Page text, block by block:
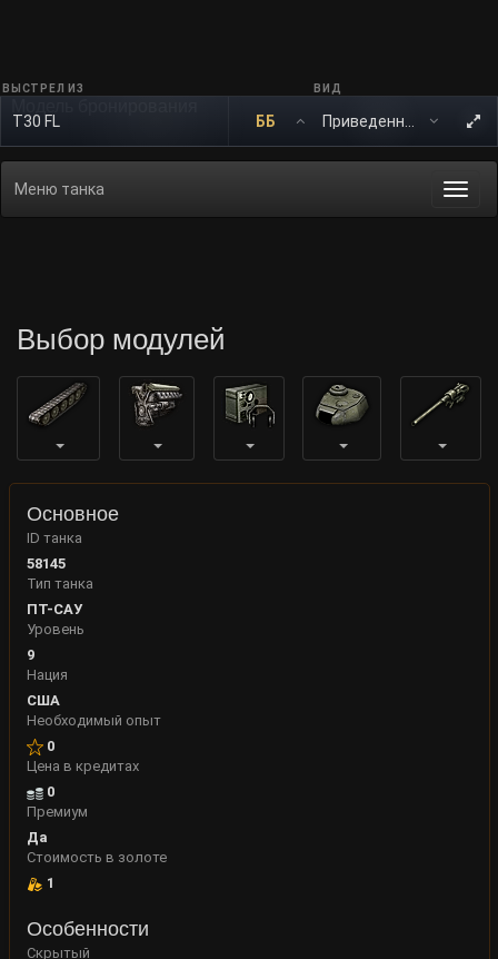
ВЫСТРЕЛ ИЗ
T30 FL ББ
ВИД
Меню танка
Выбор модулей
Основное
ID танка
58145
Тип танка
ПТ-САУ
Уровень
9
Нация
США
Необходимый опыт
0
Цена в кредитах
0
Премиум
Да
Стоимость в золоте
1
Особенности
Скрытый